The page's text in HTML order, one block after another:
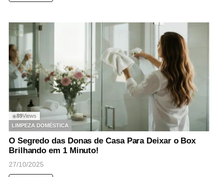
◉89Views
LIMPEZA DOMÉSTICA
O Segredo das Donas de Casa Para Deixar o Box
Brilhando em 1 Minuto!
27/10/2025